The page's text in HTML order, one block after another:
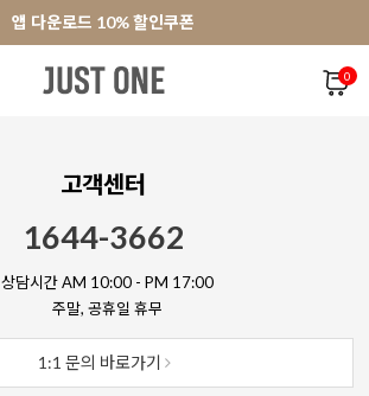
앱 다운로드 10% 할인쿠폰
회원가입 쿠폰 3000원
앱 다운로드 10% 할인쿠폰
0
고객센터
1644-3662
상담시간 AM 10:00 - PM 17:00
주말, 공휴일 휴무
1:1 문의 바로가기